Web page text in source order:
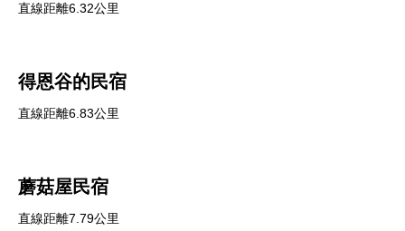
直線距離6.32公里
得恩谷的民宿
直線距離6.83公里
蘑菇屋民宿
直線距離7.79公里